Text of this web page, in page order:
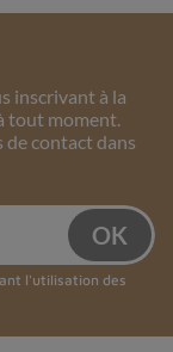
inscrivant à la
tout moment.
contact dans
l'utilisation des